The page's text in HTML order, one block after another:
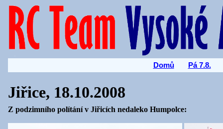
Domů Pá 7.8.
Jiřice, 18.10.2008
Z podzimního polítání v Jiřicích nedaleko Humpolce: